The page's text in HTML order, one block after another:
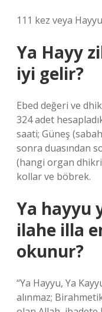
111 kez veya
Ya Hayy
iyi gelir?
Ebed değeri ve
324 adet
saati; Güneş
sonra duasından
(hangi organ
kollar ve böbrek.
Ya hayyu
ilahe illa
okunur?
“Ya Hayyu, Ya
alınmaz;